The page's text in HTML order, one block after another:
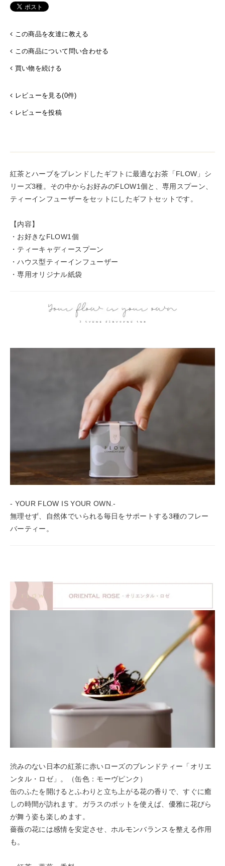
この商品を友達に教える
この商品について問い合わせる
買い物を続ける
レビューを見る(0件)
レビューを投稿
紅茶とハーブをブレンドしたギフトに最適なお茶「FLOW」シ
リーズ3種。その中からお好みのFLOW1個と、専用スプーン、
ティーインフューザーをセットにしたギフトセットです。
【内容】
・お好きなFLOW1個
・ティーキャディースプーン
・ハウス型ティーインフューザー
・専用オリジナル紙袋
- YOUR FLOW IS YOUR OWN.-
無理せず、自然体でいられる毎日をサポートする3種のフレー
バーティー。
渋みのない日本の紅茶に赤いローズのブレンドティー「オリエ
ンタル・ロゼ」。（缶色：モーヴピンク）
缶のふたを開けるとふわりと立ち上がる花の香りで、すぐに癒
しの時間が訪れます。ガラスのポットを使えば、優雅に花びら
が舞う姿も楽しめます。
薔薇の花には感情を安定させ、ホルモンバランスを整える作用
も。